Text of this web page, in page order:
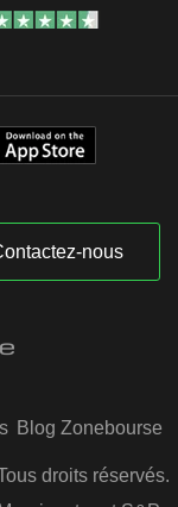
nous
Blog Zonebourse
droits réservés.